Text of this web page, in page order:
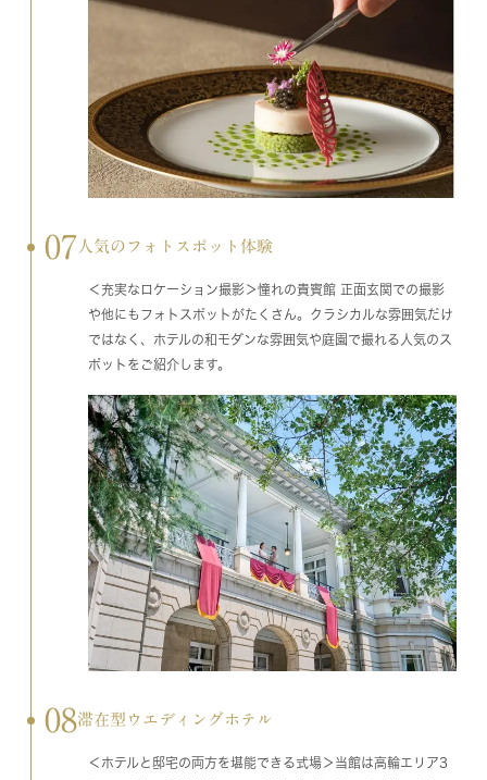
07 人気のフォトスポット体験
＜充実なロケーション撮影＞憧れの貴賓館 正面玄関での撮影
や他にもフォトスポットがたくさん。クラシカルな雰囲気だけ
ではなく、ホテルの和モダンな雰囲気や庭園で撮れる人気のス
ポットをご紹介します。
08滞在型ウエディングホテル
＜ホテルと邸宅の両方を堪能できる式場＞当館は高輪エリア3